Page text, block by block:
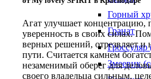
Горный
Гранат
Змеевик
Агат улучшает концентрацию,
уверенность в своих силах.
верных решений, отрезвляет и
пути. Считается камнем
незаменимый оберег для
своего владельца сильным,